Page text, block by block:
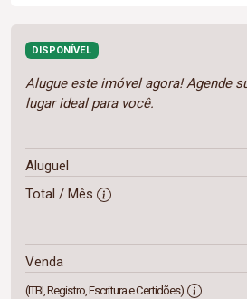
DISPONÍVEL
Alugue este imóvel agora! Agende
lugar ideal para você.
Aluguel
Total / Mês
Venda
(ITBI, Registro, Escritura e Certidões)